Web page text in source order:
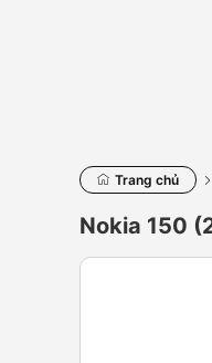
Trang chủ
Nokia 150